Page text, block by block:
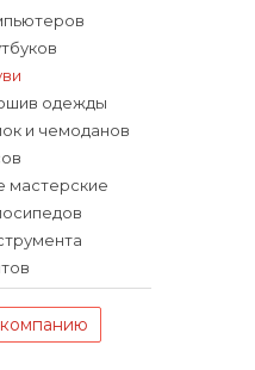
одежды
и чемоданов
мастерские